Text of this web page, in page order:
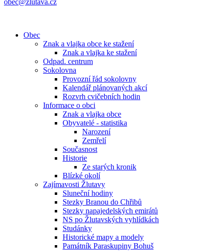
obec@zlutava.cz
Obec
Znak a vlajka obce ke stažení
Znak a vlajka ke stažení
Odpad. centrum
Sokolovna
Provozní řád sokolovny
Kalendář plánovaných akcí
Rozvrh cvičebních hodin
Informace o obci
Znak a vlajka obce
Obyvatelé - statistika
Narození
Zemřelí
Současnost
Historie
Ze starých kronik
Blízké okolí
Zajímavosti Žlutavy
Sluneční hodiny
Stezky Branou do Chřibů
Stezky napajedelských emirátů
NS po Žlutavských vyhlídkách
Studánky
Historické mapy a modely
Památník Paraskupiny Bohuš